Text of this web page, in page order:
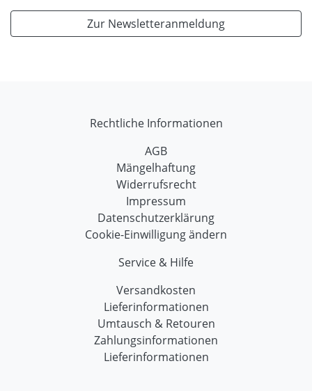
Zur Newsletteranmeldung
Rechtliche Informationen
AGB
Mängelhaftung
Widerrufsrecht
Impressum
Datenschutzerklärung
Cookie-Einwilligung ändern
Service & Hilfe
Versandkosten
Lieferinformationen
Umtausch & Retouren
Zahlungsinformationen
Lieferinformationen